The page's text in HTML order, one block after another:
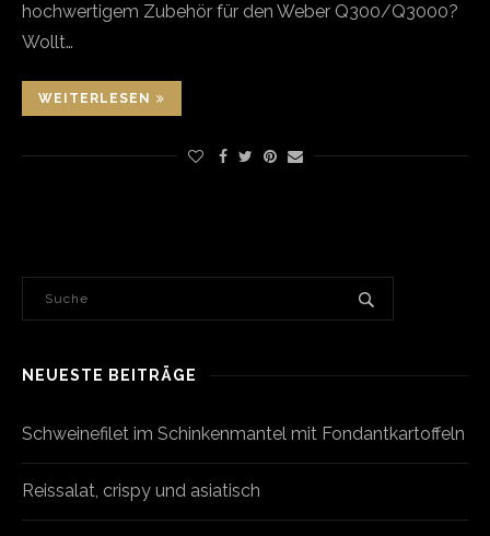
hochwertigem Zubehör für den Weber Q300/Q3000?
Wollt…
WEITERLESEN
NEUESTE BEITRÄGE
Schweinefilet im Schinkenmantel mit Fondantkartoffeln
Reissalat, crispy und asiatisch